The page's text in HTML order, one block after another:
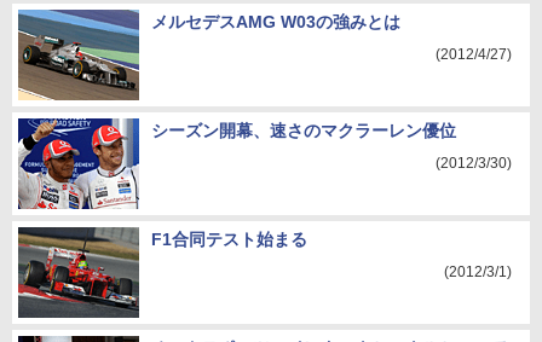
メルセデスAMG W03の強みとは
(2012/4/27)
シーズン開幕、速さのマクラーレン優位
(2012/3/30)
F1合同テスト始まる
(2012/3/1)